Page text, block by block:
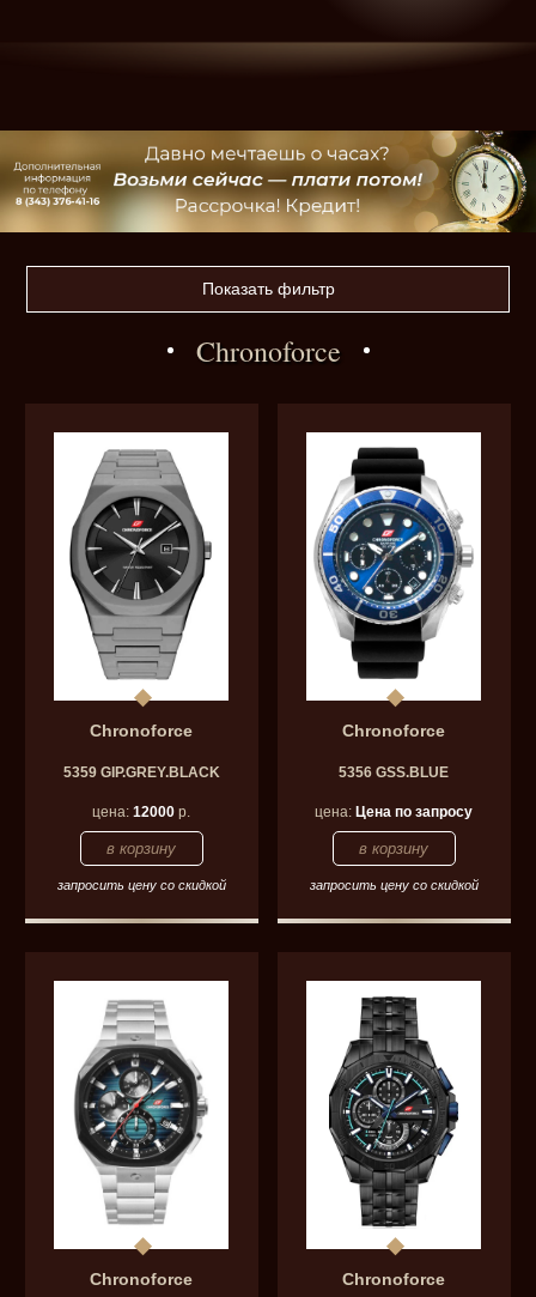
Показать фильтр
Chronoforce
Chronoforce
5359 GIP.GREY.BLACK
цена:12000 р.
запросить цену со скидкой
Chronoforce
5356 GSS.BLUE
цена:Цена по запросу
запросить цену со скидкой
Chronoforce Chronoforce